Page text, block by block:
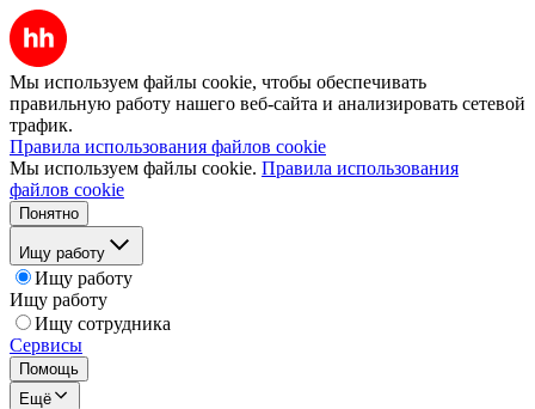
Мы используем файлы cookie, чтобы обеспечивать
правильную работу нашего веб-сайта и анализировать сетевой
трафик.
Правила использования файлов cookie
Мы используем файлы cookie. Правила использования
файлов cookie
Понятно
Ищу работу
Ищу работу
Ищу работу
Ищу сотрудника
Сервисы
Помощь
Ещё